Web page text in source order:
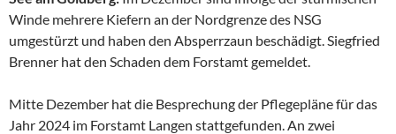
Winde mehrere Kiefern an der Nordgrenze des NSG
umgestürzt und haben den Absperrzaun beschädigt. Siegfried
Brenner hat den Schaden dem Forstamt gemeldet.
Mitte Dezember hat die Besprechung der Pflegepläne für das
Jahr 2024 im Forstamt Langen stattgefunden. An zwei